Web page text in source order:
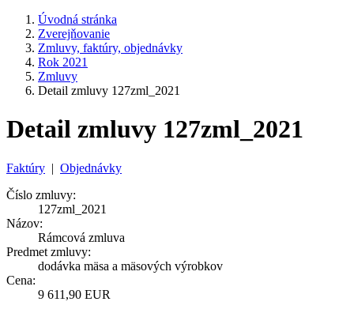
Úvodná stránka
Zverejňovanie
Zmluvy, faktúry, objednávky
Rok 2021
Zmluvy
Detail zmluvy 127zml_2021
Detail zmluvy 127zml_2021
Faktúry | Objednávky
Číslo zmluvy:
127zml_2021
Názov:
Rámcová zmluva
Predmet zmluvy:
dodávka mäsa a mäsových výrobkov
Cena:
9 611,90 EUR